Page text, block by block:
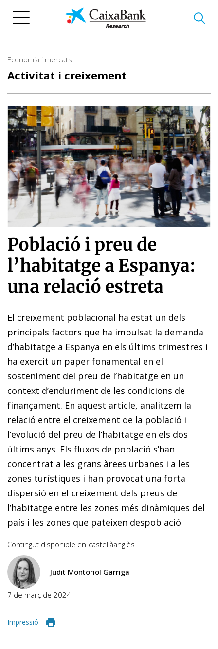
Economia i mercats
Activitat i creixement
Població i preu de
l’habitatge a Espanya:
una relació estreta
El creixement poblacional ha estat un dels
principals factors que ha impulsat la demanda
d’habitatge a Espanya en els últims trimestres i
ha exercit un paper fonamental en el
sosteniment del preu de l’habitatge en un
context d’enduriment de les condicions de
finançament. En aquest article, analitzem la
relació entre el creixement de la població i
l’evolució del preu de l’habitatge en els dos
últims anys. Els fluxos de població s’han
concentrat a les grans àrees urbanes i a les
zones turístiques i han provocat una forta
dispersió en el creixement dels preus de
l’habitatge entre les zones més dinàmiques del
país i les zones que pateixen despoblació.
Contingut disponible en castellàanglès
Judit Montoriol Garriga
7 de març de 2024
Impressió